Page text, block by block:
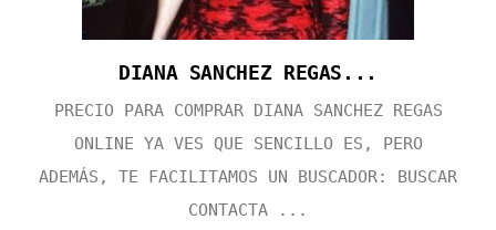
DIANA SANCHEZ REGAS...
PRECIO PARA COMPRAR DIANA SANCHEZ REGAS
ONLINE YA VES QUE SENCILLO ES, PERO
ADEMÁS, TE FACILITAMOS UN BUSCADOR: BUSCAR
CONTACTA ...